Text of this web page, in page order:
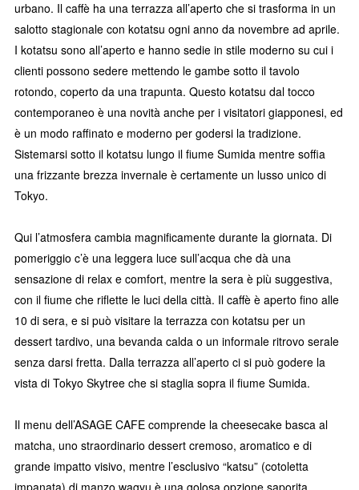
urbano. Il caffè ha una terrazza all’aperto che si trasforma in un
salotto stagionale con kotatsu ogni anno da novembre ad aprile.
I kotatsu sono all’aperto e hanno sedie in stile moderno su cui i
clienti possono sedere mettendo le gambe sotto il tavolo
rotondo, coperto da una trapunta. Questo kotatsu dal tocco
contemporaneo è una novità anche per i visitatori giapponesi, ed
è un modo raffinato e moderno per godersi la tradizione.
Sistemarsi sotto il kotatsu lungo il fiume Sumida mentre soffia
una frizzante brezza invernale è certamente un lusso unico di
Tokyo.
Qui l’atmosfera cambia magnificamente durante la giornata. Di
pomeriggio c’è una leggera luce sull’acqua che dà una
sensazione di relax e comfort, mentre la sera è più suggestiva,
con il fiume che riflette le luci della città. Il caffè è aperto fino alle
10 di sera, e si può visitare la terrazza con kotatsu per un
dessert tardivo, una bevanda calda o un informale ritrovo serale
senza darsi fretta. Dalla terrazza all’aperto ci si può godere la
vista di Tokyo Skytree che si staglia sopra il fiume Sumida.
Il menu dell’ASAGE CAFE comprende la cheesecake basca al
matcha, uno straordinario dessert cremoso, aromatico e di
grande impatto visivo, mentre l’esclusivo “katsu” (cotoletta
impanata) di manzo wagyu è una golosa opzione saporita.